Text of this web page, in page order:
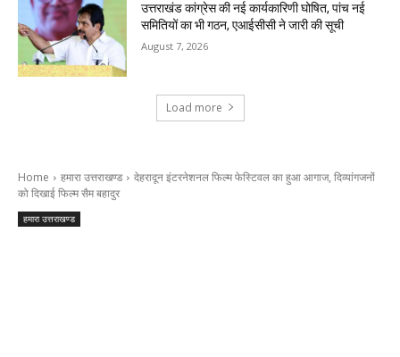
उत्तराखंड कांग्रेस की नई कार्यकारिणी घोषित, पांच नई
समितियों का भी गठन, एआईसीसी ने जारी की सूची
August 7, 2026
Load more